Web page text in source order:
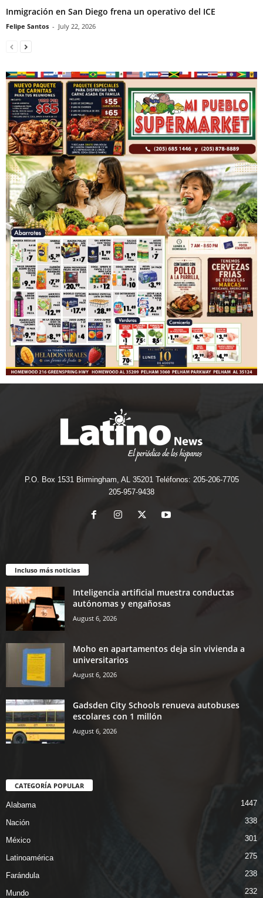
Inmigración en San Diego frena un operativo del ICE
Felipe Santos - July 22, 2026
P.O. Box 1531 Birmingham, AL 35201 Teléfonos: 205-206-7705
205-957-9438
Incluso más noticias
Inteligencia artificial muestra conductas
autónomas y engañosas
August 6, 2026
Moho en apartamentos deja sin vivienda a
universitarios
August 6, 2026
Gadsden City Schools renueva autobuses
escolares con 1 millón
August 6, 2026
CATEGORÍA POPULAR
Alabama 1447
Nación 338
México 301
Latinoamérica 275
Farándula 238
Mundo 232